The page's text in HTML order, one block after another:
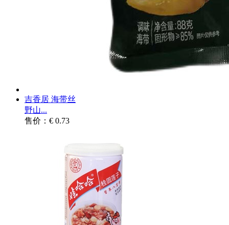
吉香居 海带丝
野山...
售价：€ 0.73